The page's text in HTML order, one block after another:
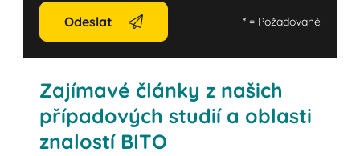
Odeslat *= Požadované
Zajímavé články z našich
případových studií a oblasti
znalostí BITO